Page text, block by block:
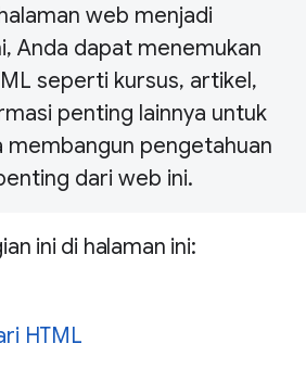
web menjadi
Anda dapat menemukan
seperti kursus, artikel,
penting lainnya untuk
membangun pengetahuan
dari web ini.
ini di halaman ini:
HTML